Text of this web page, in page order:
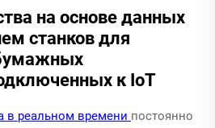
на основе данных
станков для
к IoT
в реальном времени постоянно